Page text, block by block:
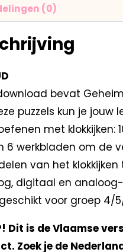
(0)
bevat
puzzels kun je jouw
met klokkijken:
6 werkbladen om de
van het klokkijken
digitaal en
voor groep 4/
Dit is de Vlaamse
Zoek je de